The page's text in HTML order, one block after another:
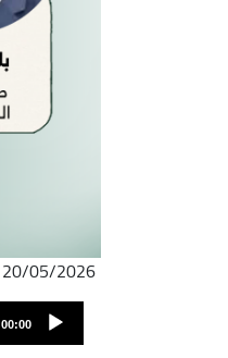
20/05/2026 - 12:30
ملف
الصوت
Audio
Player
00:00